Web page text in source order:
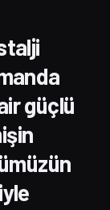
güçlü